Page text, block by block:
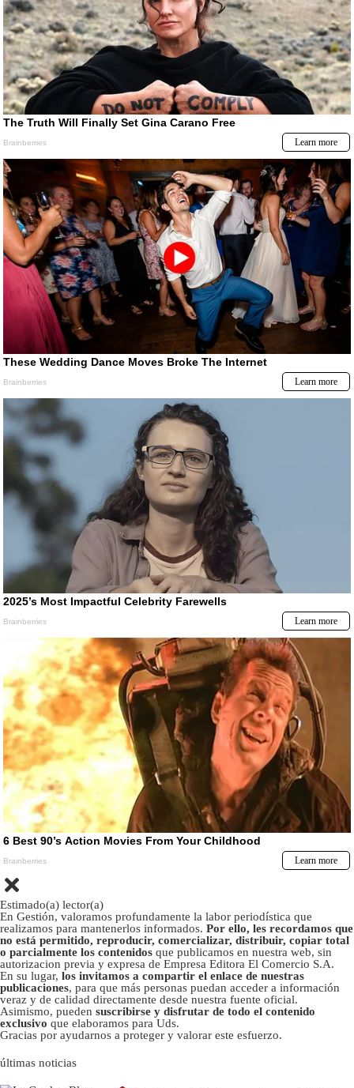
Estimado(a) lector(a)
En Gestión, valoramos profundamente la labor periodística que
realizamos para mantenerlos informados. Por ello, les recordamos que
no está permitido, reproducir, comercializar, distribuir, copiar total
o parcialmente los contenidos que publicamos en nuestra web, sin
autorizacion previa y expresa de Empresa Editora El Comercio S.A.
En su lugar, los invitamos a compartir el enlace de nuestras
publicaciones, para que más personas puedan acceder a información
veraz y de calidad directamente desde nuestra fuente oficial.
Asimismo, pueden suscribirse y disfrutar de todo el contenido
exclusivo que elaboramos para Uds.
Gracias por ayudarnos a proteger y valorar este esfuerzo.
últimas noticias